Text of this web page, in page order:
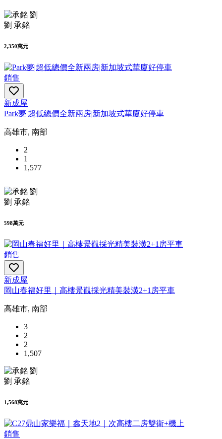
劉 承銘
2,350萬元
銷售
新成屋
Park夢|超低總價全新兩房|新加坡式華廈好停車
高雄市, 南部
2
1
1,577
劉 承銘
598萬元
銷售
新成屋
岡山春福好里｜高樓景觀採光精美裝潢2+1房平車
高雄市, 南部
3
2
2
1,507
劉 承銘
1,568萬元
銷售